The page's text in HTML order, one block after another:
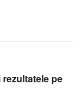
pe